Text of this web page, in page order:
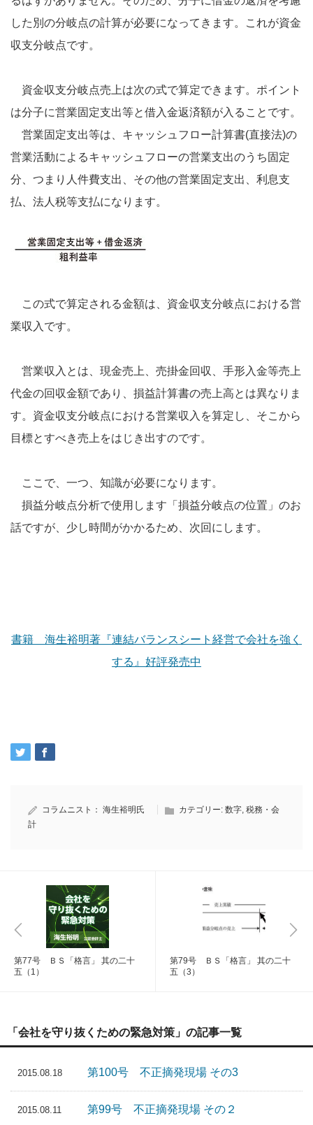
した別の分岐点の計算が必要になってきます。これが資金
収支分岐点です。
資金収支分岐点売上は次の式で算定できます。ポイント
は分子に営業固定支出等と借入金返済額が入ることです。
営業固定支出等は、キャッシュフロー計算書(直接法)の
営業活動によるキャッシュフローの営業支出のうち固定
分、つまり人件費支出、その他の営業固定支出、利息支
払、法人税等支払になります。
この式で算定される金額は、資金収支分岐点における営
業収入です。
営業収入とは、現金売上、売掛金回収、手形入金等売上
代金の回収金額であり、損益計算書の売上高とは異なりま
す。資金収支分岐点における営業収入を算定し、そこから
目標とすべき売上をはじき出すのです。
ここで、一つ、知識が必要になります。
損益分岐点分析で使用します「損益分岐点の位置」のお
話ですが、少し時間がかかるため、次回にします。
書籍 海生裕明著『連結バランスシート経営で会社を強く
する』好評発売中
コラムニスト： 海生裕明氏 カテゴリー: 数字, 税務・会
計
第77号 ＢＳ「格言」 其の二十
五（1）
第79号 ＢＳ「格言」 其の二十
五（3）
「会社を守り抜くための緊急対策」の記事一覧
2015.08.18 第100号 不正摘発現場 その3
2015.08.11 第99号 不正摘発現場 その２